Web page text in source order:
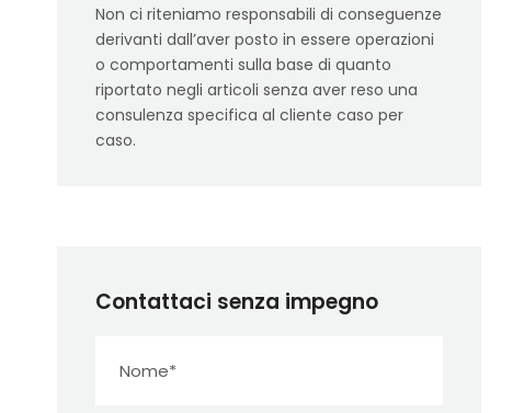
Non ci riteniamo responsabili di conseguenze
derivanti dall’aver posto in essere operazioni
o comportamenti sulla base di quanto
riportato negli articoli senza aver reso una
consulenza specifica al cliente caso per
caso.
Contattaci senza impegno